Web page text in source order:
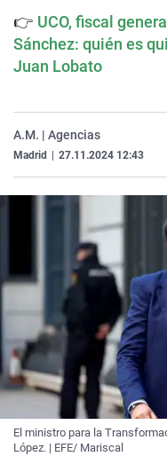
👉 UCO, fiscal
Sánchez: quién es
Juan Lobato
A.M. | Agencias
Madrid 27.11.2024 12:43
El ministro para la
López. | EFE/ Mariscal